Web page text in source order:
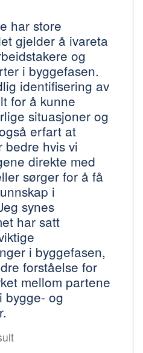
har store
gjelder å ivareta
og
i byggefasen.
identifisering av
for å kunne
situasjoner og
erfart at
bedre hvis vi
direkte med
sørger for å få
i
synes
har satt
i byggefasen,
forståelse for
mellom partene
bygge- og